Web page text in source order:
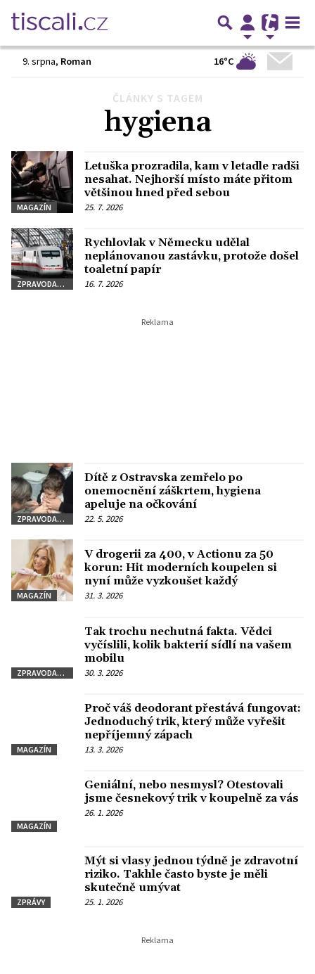
9. srpna, Roman 16°C
ČLÁNKY S TAGEM
hygiena
MAGAZÍN
Letuška prozradila, kam v letadle radši
nesahat. Nejhorší místo máte přitom
většinou hned před sebou
25. 7. 2026
ZPRAVODAJSTVÍ
Rychlovlak v Německu udělal
neplánovanou zastávku, protože došel
toaletní papír
16. 7. 2026
ZPRAVODAJSTVÍ
Dítě z Ostravska zemřelo po
onemocnění záškrtem, hygiena
apeluje na očkování
22. 5. 2026
MAGAZÍN
V drogerii za 400, v Actionu za 50
korun: Hit moderních koupelen si
nyní může vyzkoušet každý
31. 3. 2026
ZPRAVODAJSTVÍ
Tak trochu nechutná fakta. Vědci
vyčíslili, kolik bakterií sídlí na vašem
mobilu
30. 3. 2026
MAGAZÍN
Proč váš deodorant přestává fungovat:
Jednoduchý trik, který může vyřešit
nepříjemný zápach
13. 3. 2026
MAGAZÍN
Geniální, nebo nesmysl? Otestovali
jsme česnekový trik v koupelně za vás
26. 1. 2026
ZPRÁVY
Mýt si vlasy jednou týdně je zdravotní
riziko. Takhle často byste je měli
skutečně umývat
25. 1. 2026
… 7 Další